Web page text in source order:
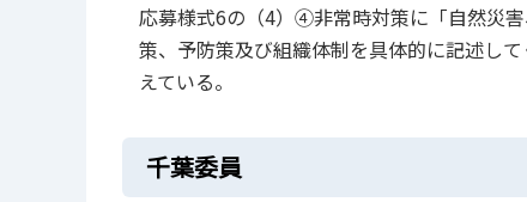
応募様式6の（4）➃非常時対策に「自然災
策、予防策及び組織体制を具体的に記述し
えている。
千葉委員